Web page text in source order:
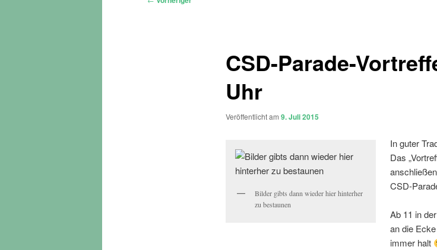
CSD-Parade-
Uhr
Veröffentlicht am 9. Juli 2015
Bilder gibts dann wieder hier hinterher
zu bestaunen
In guter
Das
CSD-
Ab 11 in
an die
immer halt